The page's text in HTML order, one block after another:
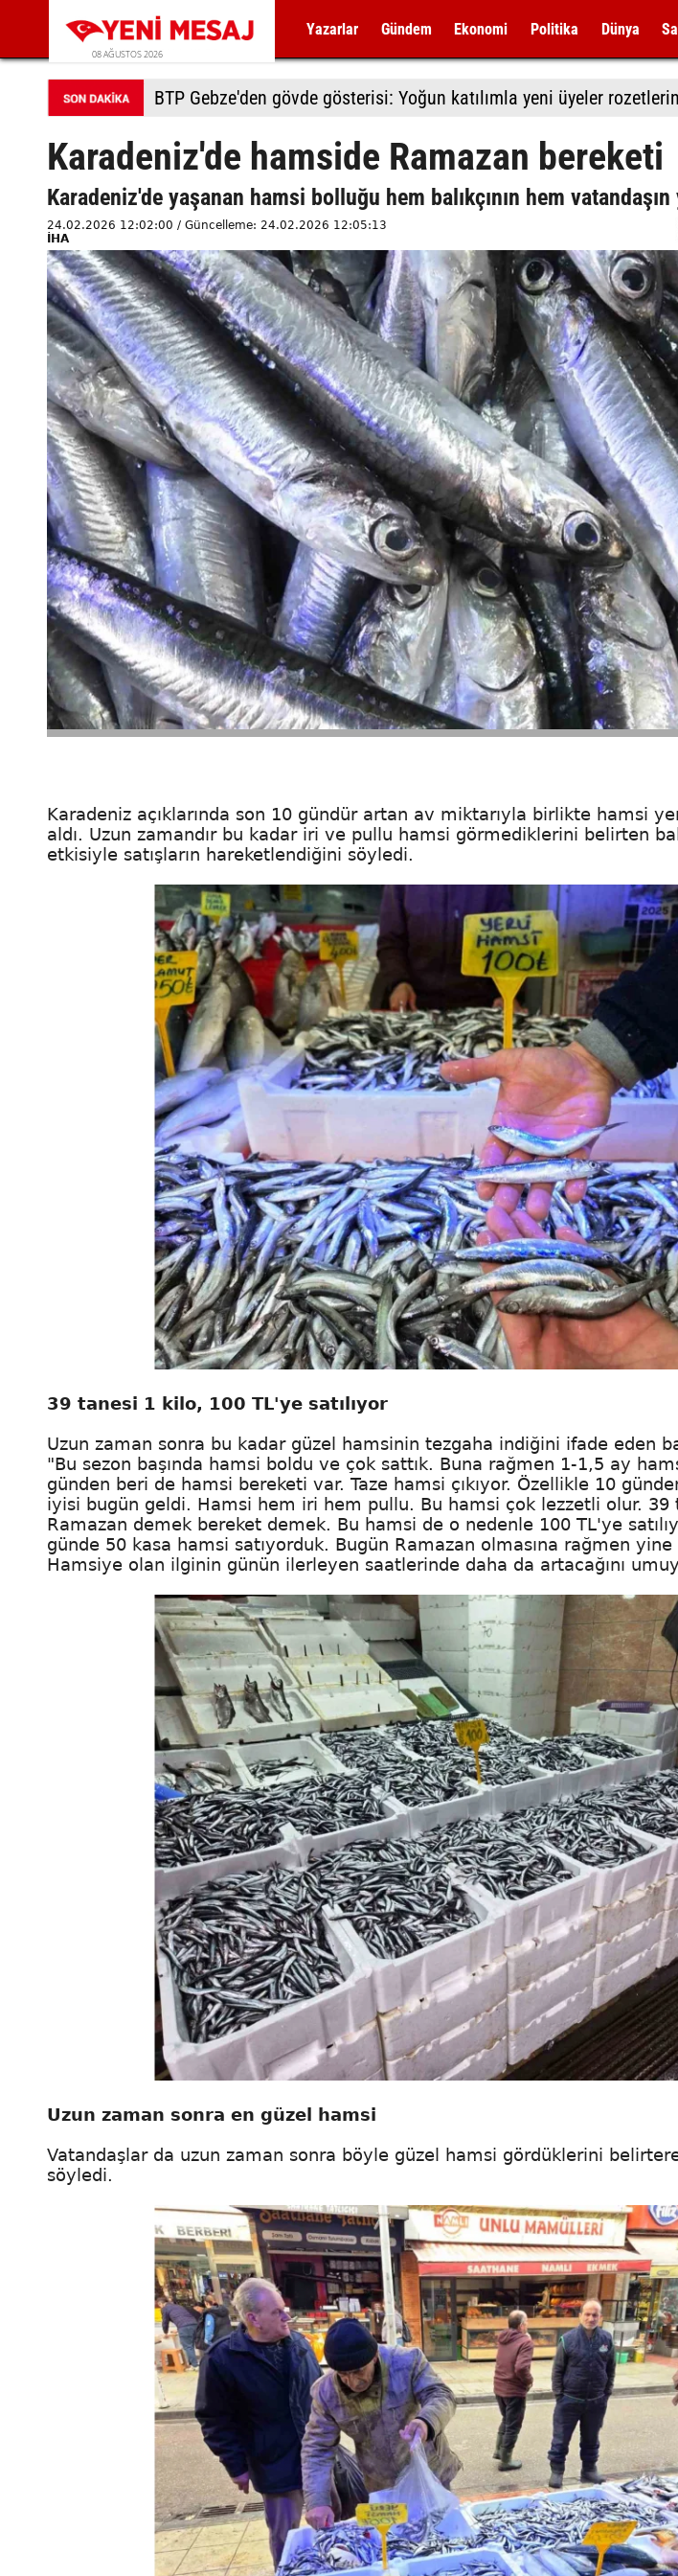
08 AĞUSTOS 2026
Yazarlar Gündem Ekonomi Politika Dünya
BTP Gebze'den gövde gösterisi: Yoğun katılımla yeni üyeler
Karadeniz'de hamside Ramazan bereketi
Karadeniz'de yaşanan hamsi bolluğu hem balıkçının hem
24.02.2026 12:02:00 / Güncelleme: 24.02.2026 12:05:13
İHA
Karadeniz açıklarında son 10 gündür artan av miktarıyla birlikte hamsi
aldı. Uzun zamandır bu kadar iri ve pullu hamsi görmediklerini belirten
etkisiyle satışların hareketlendiğini söyledi.
39 tanesi 1 kilo, 100 TL'ye satılıyor
Uzun zaman sonra bu kadar güzel hamsinin tezgaha indiğini ifade eden
"Bu sezon başında hamsi boldu ve çok sattık. Buna rağmen 1-1,5 ay
günden beri de hamsi bereketi var. Taze hamsi çıkıyor. Özellikle 10
iyisi bugün geldi. Hamsi hem iri hem pullu. Bu hamsi çok lezzetli olur. 39
Ramazan demek bereket demek. Bu hamsi de o nedenle 100 TL'ye
günde 50 kasa hamsi satıyorduk. Bugün Ramazan olmasına rağmen
Hamsiye olan ilginin günün ilerleyen saatlerinde daha da artacağını
Uzun zaman sonra en güzel hamsi
Vatandaşlar da uzun zaman sonra böyle güzel hamsi gördüklerini
söyledi.